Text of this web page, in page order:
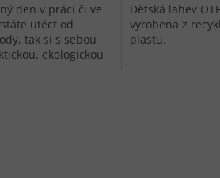
den v práci či ve
utéct od
tak si s sebou
ekologickou
Dětská lahev
vyrobena z
plastu.